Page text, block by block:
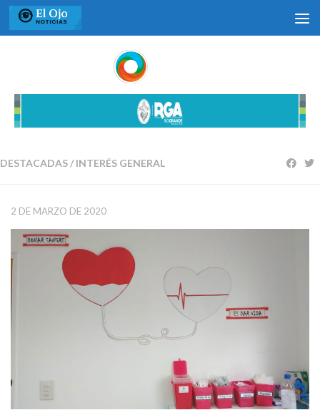
Saltar al contenido
DESTACADAS/ INTERÉS GENERAL
2 DE MARZO DE 2020